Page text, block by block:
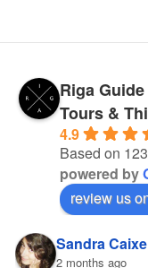
Riga
Tours &
4.9
Based on
powered by
review us
Sandra
2 months ago